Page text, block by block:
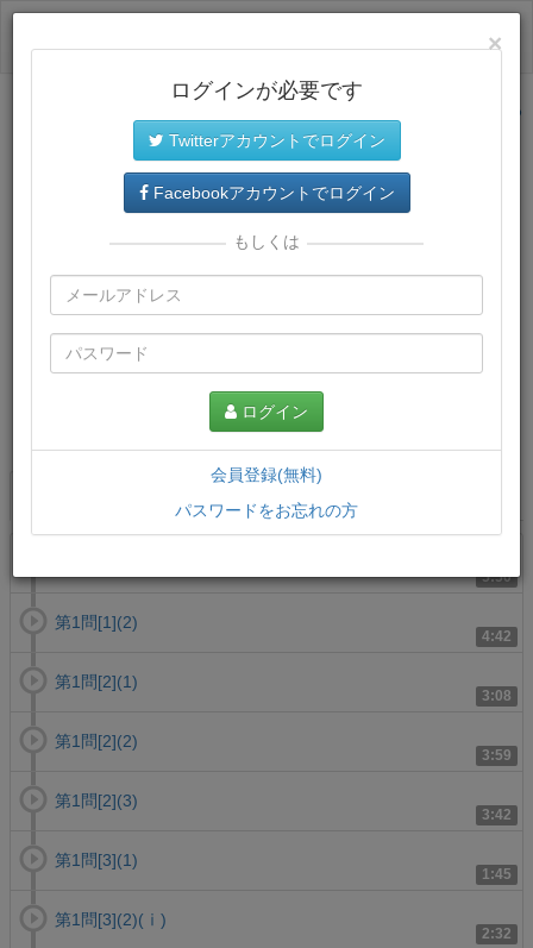
サイトトップに戻る
5:50
4:42
第1問[1](2)
3:08
第1問[2](1)
3:59
第1問[2](2)
3:42
第1問[2](3)
1:45
第1問[3](1)
2:32
第1問[3](2)(ⅰ)
×
ログインが必要です
Twitterアカウントでログイン
Facebookアカウントでログイン
もしくは
ログイン
会員登録(無料)
パスワードをお忘れの方